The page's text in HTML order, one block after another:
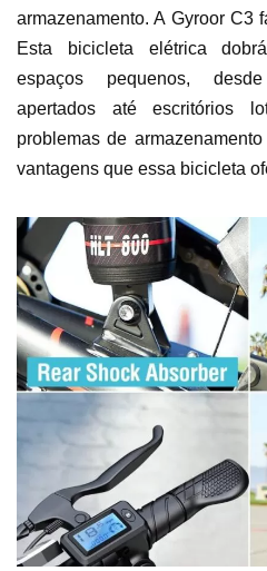
armazenamento. A Gyroor C3
Esta bicicleta elétrica
espaços pequenos,
apertados até escritórios
problemas de
vantagens que essa bicicleta